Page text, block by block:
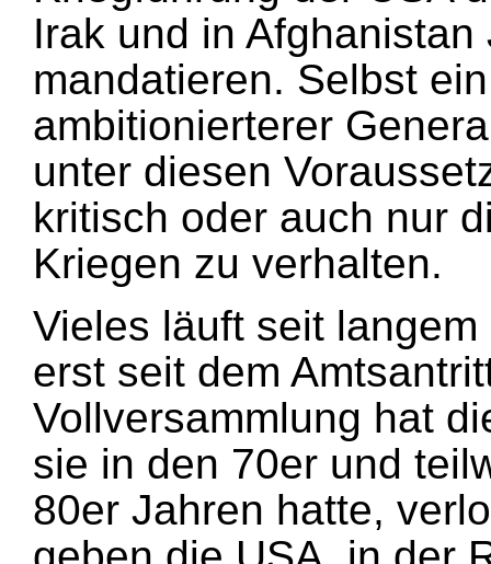
Irak und in
mandatieren. Selbst
ambitionierterer
unter diesen
kritisch oder auch nur
Kriegen zu verhalten.
Vieles läuft seit
erst seit dem
Vollversammlung hat
sie in den 70er und
80er Jahren hatte,